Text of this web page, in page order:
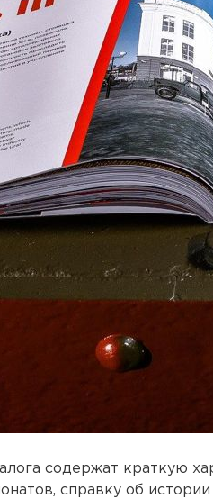
содержат краткую
справку об